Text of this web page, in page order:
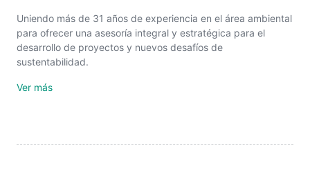
Uniendo más de 31 años de experiencia en el área ambiental
para ofrecer una asesoría integral y estratégica para el
desarrollo de proyectos y nuevos desafíos de
sustentabilidad.
Ver más